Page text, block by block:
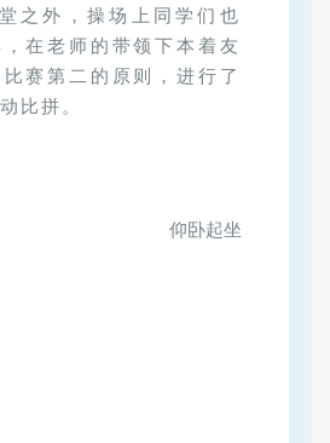
之外，操场上同学们也
在老师的带领下本着友
赛第二的原则，进行了
比拼。
仰卧起坐